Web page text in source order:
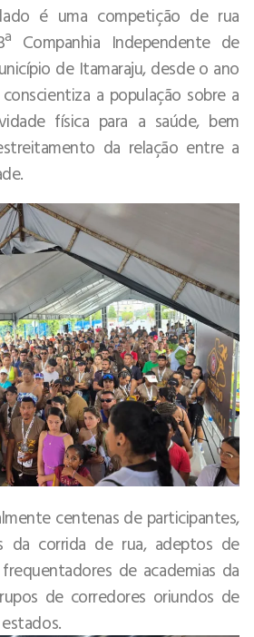
é uma competição de rua
Companhia Independente de
de Itamaraju, desde o ano
a população sobre a
física para a saúde, bem
da relação entre a
centenas de participantes,
da corrida de rua, adeptos de
de academias da
de corredores oriundos de